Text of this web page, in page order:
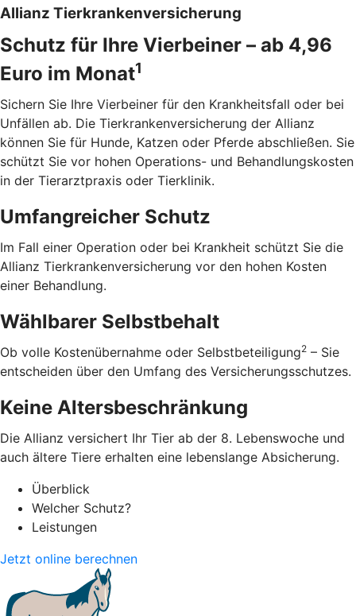
Allianz Tierkrankenversicherung
Schutz für Ihre Vierbeiner – ab 4,96
Euro im Monat1
Sichern Sie Ihre Vierbeiner für den Krankheitsfall oder bei
Unfällen ab. Die Tierkrankenversicherung der Allianz
können Sie für Hunde, Katzen oder Pferde abschließen. Sie
schützt Sie vor hohen Operations- und Behandlungskosten
in der Tierarztpraxis oder Tierklinik.
Umfangreicher Schutz
Im Fall einer Operation oder bei Krankheit schützt Sie die
Allianz Tierkrankenversicherung vor den hohen Kosten
einer Behandlung.
Wählbarer Selbstbehalt
Ob volle Kostenübernahme oder Selbstbeteiligung2 – Sie
entscheiden über den Umfang des Versicherungsschutzes.
Keine Altersbeschränkung
Die Allianz versichert Ihr Tier ab der 8. Lebenswoche und
auch ältere Tiere erhalten eine lebenslange Absicherung.
Überblick
Welcher Schutz?
Leistungen
Jetzt online berechnen